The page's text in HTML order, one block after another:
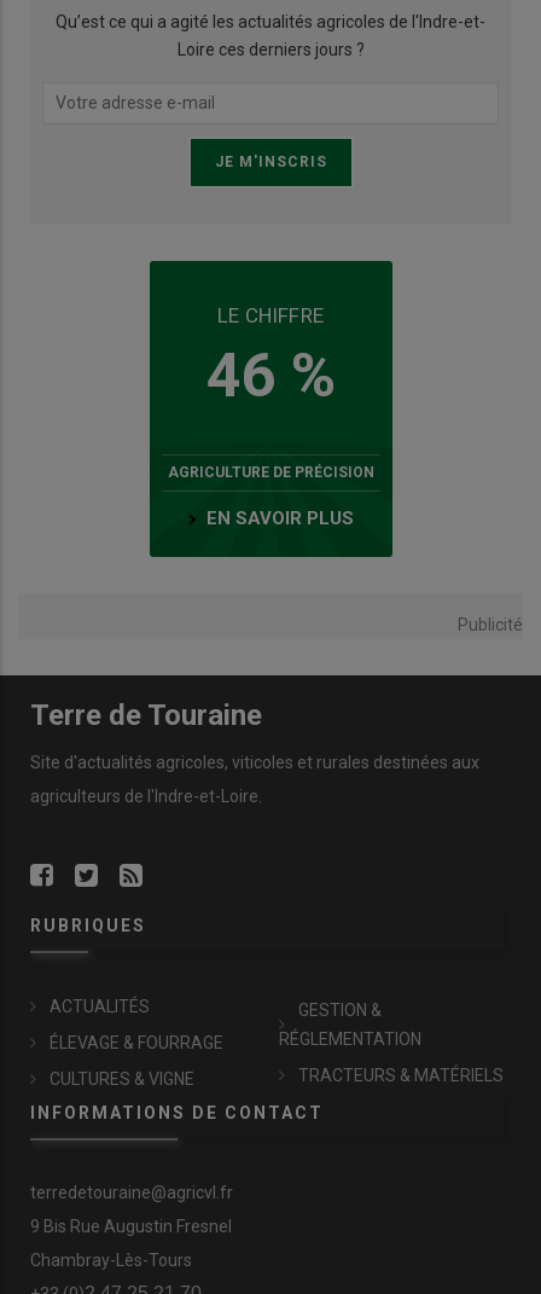
Qu’est ce qui a agité les actualités agricoles de l'Indre-et-
Loire ces derniers jours ?
LE CHIFFRE
46 %
AGRICULTURE DE PRÉCISION
EN SAVOIR PLUS
Publicité
Terre de Touraine
Site d'actualités agricoles, viticoles et rurales destinées aux
agriculteurs de l'Indre-et-Loire.
RUBRIQUES
ACTUALITÉS
ÉLEVAGE & FOURRAGE
CULTURES & VIGNE
GESTION &
RÉGLEMENTATION
TRACTEURS & MATÉRIELS
INFORMATIONS DE CONTACT
terredetouraine@agricvl.fr
9 Bis Rue Augustin Fresnel
Chambray-Lès-Tours